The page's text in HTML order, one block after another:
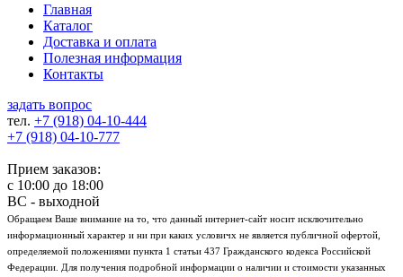
Главная
Каталог
Доставка и оплата
Полезная информация
Контакты
задать вопрос
тел. +7 (918) 04-10-444
+7 (918) 04-10-777
Прием заказов:
с 10:00 до 18:00
ВС - выходной
Обращаем Ваше внимание на то, что данный интернет-сайт носит исключительно
информационный характер и ни при каких условичх не является публичной офертой,
определяемой положениями пункта 1 статьи 437 Гражданского кодекса Российской
Федерации. Для получения подробной информации о наличии и стоимости указанных